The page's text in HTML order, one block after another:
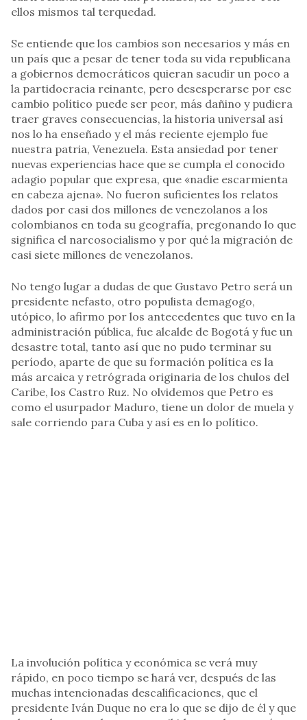
ellos mismos tal terquedad.
Se entiende que los cambios son necesarios y más en
un país que a pesar de tener toda su vida republicana
a gobiernos democráticos quieran sacudir un poco a
la partidocracia reinante, pero desesperarse por ese
cambio político puede ser peor, más dañino y pudiera
traer graves consecuencias, la historia universal así
nos lo ha enseñado y el más reciente ejemplo fue
nuestra patria, Venezuela. Esta ansiedad por tener
nuevas experiencias hace que se cumpla el conocido
adagio popular que expresa, que «nadie escarmienta
en cabeza ajena». No fueron suficientes los relatos
dados por casi dos millones de venezolanos a los
colombianos en toda su geografía, pregonando lo que
significa el narcosocialismo y por qué la migración de
casi siete millones de venezolanos.
No tengo lugar a dudas de que Gustavo Petro será un
presidente nefasto, otro populista demagogo,
utópico, lo afirmo por los antecedentes que tuvo en la
administración pública, fue alcalde de Bogotá y fue un
desastre total, tanto así que no pudo terminar su
período, aparte de que su formación política es la
más arcaica y retrógrada originaria de los chulos del
Caribe, los Castro Ruz. No olvidemos que Petro es
como el usurpador Maduro, tiene un dolor de muela y
sale corriendo para Cuba y así es en lo político.
La involución política y económica se verá muy
rápido, en poco tiempo se hará ver, después de las
muchas intencionadas descalificaciones, que el
presidente Iván Duque no era lo que se dijo de él y que